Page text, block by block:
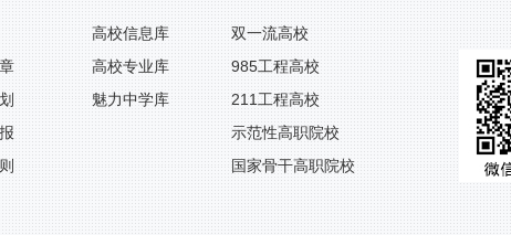
高校信息库
高校专业库
魅力中学库
双一流高校
985工程高校
211工程高校
示范性高职院校
国家骨干高职院校